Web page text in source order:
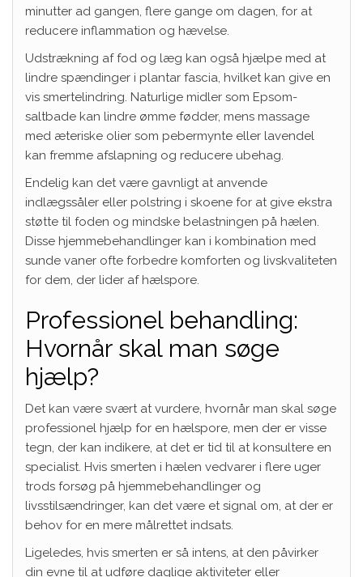
minutter ad gangen, flere gange om dagen, for at
reducere inflammation og hævelse.
Udstrækning af fod og læg kan også hjælpe med at
lindre spændinger i plantar fascia, hvilket kan give en
vis smertelindring. Naturlige midler som Epsom-
saltbade kan lindre ømme fødder, mens massage
med æteriske olier som pebermynte eller lavendel
kan fremme afslapning og reducere ubehag.
Endelig kan det være gavnligt at anvende
indlægssåler eller polstring i skoene for at give ekstra
støtte til foden og mindske belastningen på hælen.
Disse hjemmebehandlinger kan i kombination med
sunde vaner ofte forbedre komforten og livskvaliteten
for dem, der lider af hælspore.
Professionel behandling:
Hvornår skal man søge
hjælp?
Det kan være svært at vurdere, hvornår man skal søge
professionel hjælp for en hælspore, men der er visse
tegn, der kan indikere, at det er tid til at konsultere en
specialist. Hvis smerten i hælen vedvarer i flere uger
trods forsøg på hjemmebehandlinger og
livsstilsændringer, kan det være et signal om, at der er
behov for en mere målrettet indsats.
Ligeledes, hvis smerten er så intens, at den påvirker
din evne til at udføre daglige aktiviteter eller